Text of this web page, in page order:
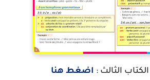
الثالث : اضغط هنا